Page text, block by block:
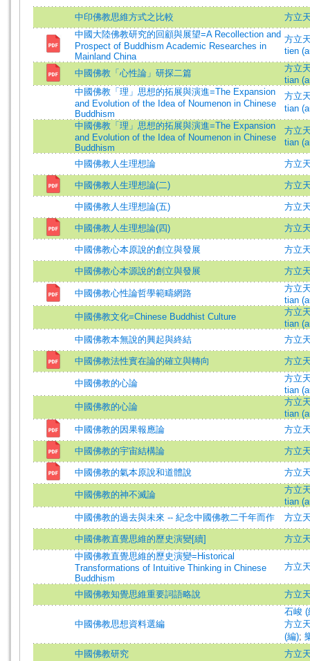
中印佛教思維方式之比較
方立
中國大陸佛教研究的回顧與展望=A Recollection and
Prospect of Buddhism Academic Researches in
Mainland China
方立
tien
中國佛教「心性論」研探二篇
方立
tian
中國佛教「理」思想的拓展與演進=The Expansion
and Evolution of the Idea of Noumenon in Chinese
Buddhism
方立
tian
中國佛教「理」思想的拓展與演進=The Expansion
and Evolution of the Idea of Noumenon in Chinese
Buddhism
方立
tian
中國佛教人生理想論 方立
中國佛教人生理想論(二) 方立
中國佛教人生理想論(五) 方立
中國佛教人生理想論(四) 方立
中國佛教心本原說的創立與發展 方立
中國佛教心本源說的創立與發展 方立
中國佛教心性論哲學範疇網路
方立
tian
中國佛教文化=Chinese Buddhist Culture
方立
tian
中國佛教本無說的興起與終結
方立
中國佛教法性實在論的確立與轉向 方立
中國佛教的心論
方立
tian
中國佛教的心論
方立
tian
中國佛教的因果報應論
方立
中國佛教的宇宙結構論 方立
中國佛教的氣本原說和道體說 方立
中國佛教的神不滅論
方立
tian
中國佛教的過去與未來 -- 紀念中國佛教二千年而作
方立
中國佛教直覺思維的歷史演變[續]
方立
中國佛教直覺思維的歷史演變=Historical
Transformations of Intuitive Thinking in Chinese
Buddhism
方立
中國佛教知覺思維重要詞語略說 方立
中國佛教思想資料選編
石峻 (
方立
(編);
中國佛教研究
方立